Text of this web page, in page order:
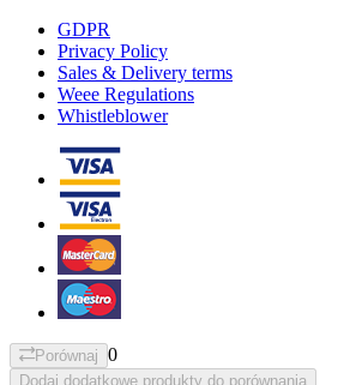
GDPR
Privacy Policy
Sales & Delivery terms
Weee Regulations
Whistleblower
Porównaj 0
Dodaj dodatkowe produkty do porównania